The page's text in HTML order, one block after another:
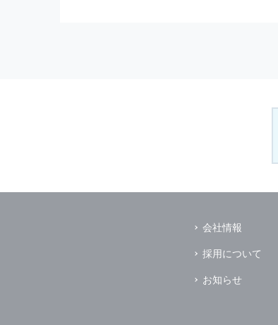
の正確
破壊，改ざんなどに対
を含む適切な対策を速
の預託について
その場合は，業務委託
個人情報の第三者への開
当社は，個人情報 を本
ただし，以下に該当す
（1） 情報提供につい
会社情報
採用について
お知らせ